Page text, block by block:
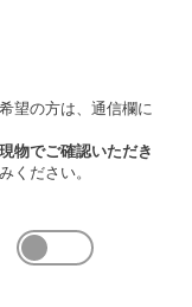
望の方は、通信欄に
物でご確認いただき
ください。